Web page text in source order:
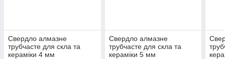
Свердло алмазне
трубчасте для скла та
кераміки 4 мм
Свердло алмазне
трубчасте для скла та
кераміки 5 мм